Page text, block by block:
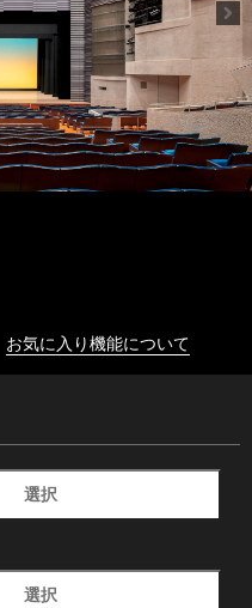
お気に入り機能について
選択
選択